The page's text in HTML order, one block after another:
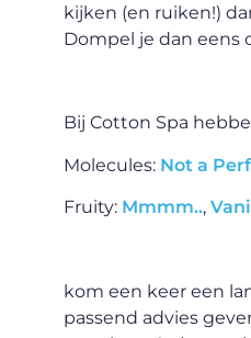
kijken (en ruiken!)
Dompel je dan eens
Bij Cotton Spa
Molecules: Not a
Fruity: Mmmm..,
kom een keer een
passend advies